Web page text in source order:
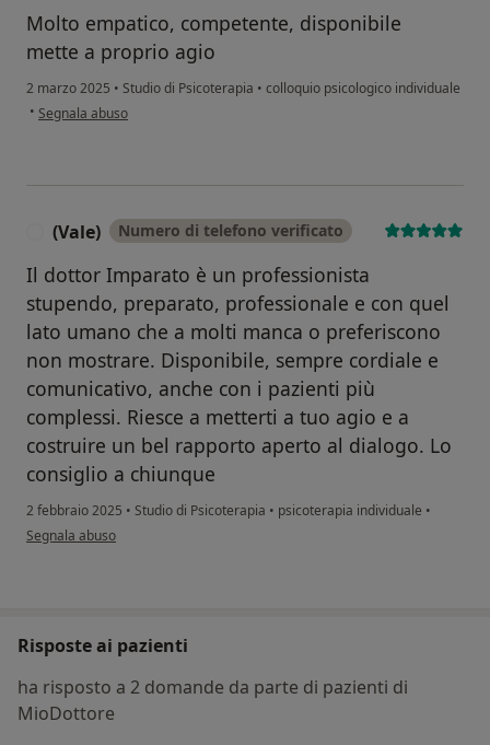
Molto empatico, competente, disponibile
mette a proprio agio
2 marzo 2025 • Studio di Psicoterapia • colloquio psicologico individuale
• secondo l'opinione dell'utente Matteo
Segnala abuso
(Vale) Numero di telefono verificato
Il dottor Imparato è un professionista
stupendo, preparato, professionale e con quel
lato umano che a molti manca o preferiscono
non mostrare. Disponibile, sempre cordiale e
comunicativo, anche con i pazienti più
complessi. Riesce a metterti a tuo agio e a
costruire un bel rapporto aperto al dialogo. Lo
consiglio a chiunque
2 febbraio 2025 • Studio di Psicoterapia • psicoterapia individuale •
secondo l'opinione dell'utente (Vale)
Segnala abuso
Risposte ai pazienti
ha risposto a 2 domande da parte di pazienti di
MioDottore